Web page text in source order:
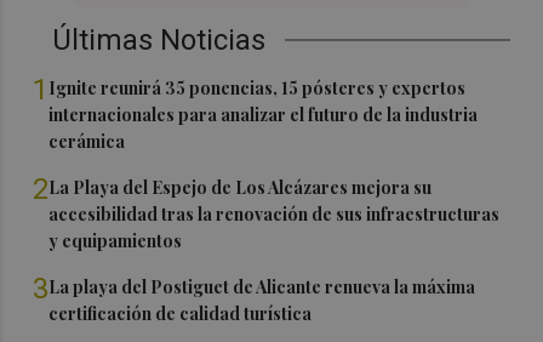
Últimas Noticias
1 Ignite reunirá 35 ponencias, 15 pósteres y expertos
internacionales para analizar el futuro de la industria
cerámica
2La Playa del Espejo de Los Alcázares mejora su
accesibilidad tras la renovación de sus infraestructuras
y equipamientos
3La playa del Postiguet de Alicante renueva la máxima
certificación de calidad turística